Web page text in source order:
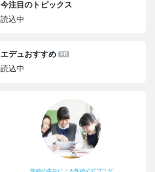
今注目のトピックス
読込中
エデュおすすめ
読込中